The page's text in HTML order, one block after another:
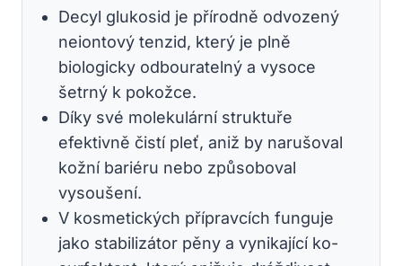
Decyl glukosid je přírodně odvozený
neiontový tenzid, který je plně
biologicky odbouratelný a vysoce
šetrný k pokožce.
Díky své molekulární struktuře
efektivně čistí pleť, aniž by narušoval
kožní bariéru nebo způsoboval
vysoušení.
V kosmetických přípravcích funguje
jako stabilizátor pěny a vynikající ko-